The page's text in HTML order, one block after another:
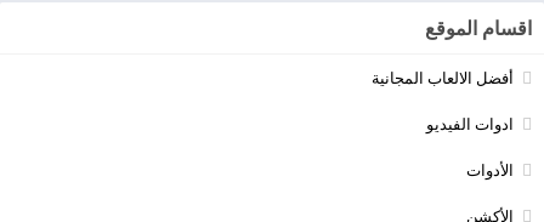
اقسام الموقع
أفضل الالعاب المجانية
ادوات الفيديو
الأدوات
الأكشن